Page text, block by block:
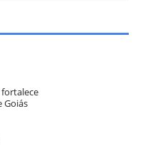
fortalece
Goiás